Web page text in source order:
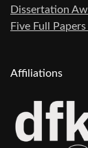
Dissertation
Five Full
Affiliations